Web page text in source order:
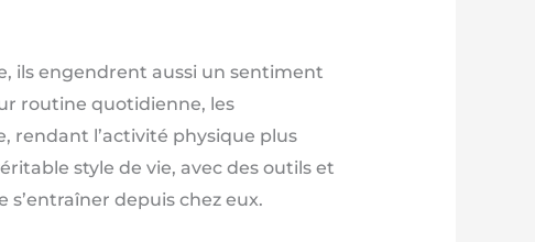
ils engendrent aussi un sentiment
routine quotidienne, les
rendant l’activité physique plus
style de vie, avec des outils et
depuis chez eux.